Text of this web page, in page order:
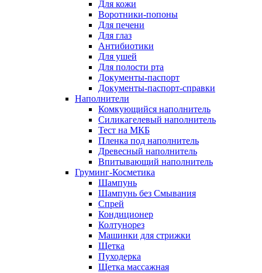
Для кожи
Воротники-попоны
Для печени
Для глаз
Антибиотики
Для ушей
Для полости рта
Документы-паспорт
Документы-паспорт-справки
Наполнители
Комкующийся наполнитель
Силикагелевый наполнитель
Тест на МКБ
Пленка под наполнитель
Древесный наполнитель
Впитывающий наполнитель
Груминг-Косметика
Шампунь
Шампунь без Смывания
Спрей
Кондиционер
Колтунорез
Машинки для стрижки
Щетка
Пуходерка
Щетка массажная